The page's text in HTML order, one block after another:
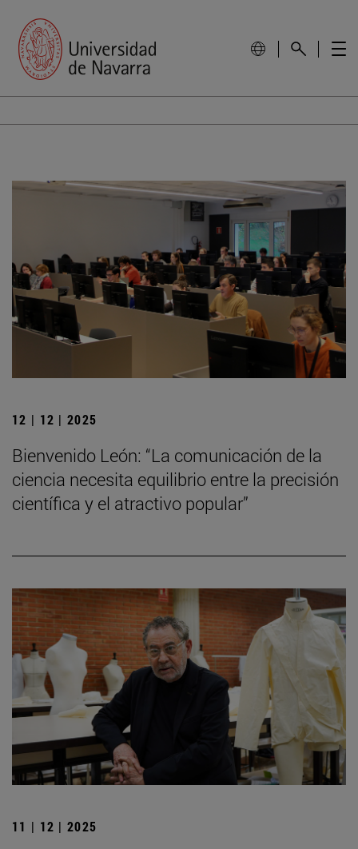
12 | 12 | 2025
Bienvenido León: “La comunicación de la
ciencia necesita equilibrio entre la precisión
científica y el atractivo popular”
11 | 12 | 2025